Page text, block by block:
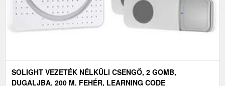
SOLIGHT VEZETÉK NÉLKÜLI CSENGŐ, 2 GOMB,
DUGALJBA, 200 M, FEHÉR, LEARNING CODE